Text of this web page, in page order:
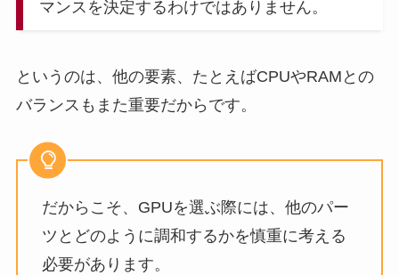
マンスを決定するわけではありません。
というのは、他の要素、たとえばCPUやRAMとの
バランスもまた重要だからです。
だからこそ、GPUを選ぶ際には、他のパー
ツとどのように調和するかを慎重に考える
必要があります。